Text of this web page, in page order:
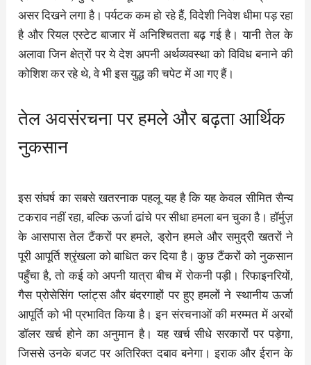
असर दिखने लगा है। पर्यटक कम हो रहे हैं, विदेशी निवेश धीमा पड़ रहा
है और रियल एस्टेट बाजार में अनिश्चितता बढ़ गई है। यानी तेल के
अलावा जिन क्षेत्रों पर ये देश अपनी अर्थव्यवस्था को विविध बनाने की
कोशिश कर रहे थे, वे भी इस युद्ध की चपेट में आ गए हैं।
तेल अवसंरचना पर हमले और बढ़ता आर्थिक
नुकसान
इस संघर्ष का सबसे खतरनाक पहलू यह है कि यह केवल सीमित सैन्य
टकराव नहीं रहा, बल्कि ऊर्जा ढांचे पर सीधा हमला बन चुका है। हॉर्मुज़
के आसपास तेल टैंकरों पर हमले, ड्रोन हमले और समुद्री खतरों ने
पूरी आपूर्ति श्रृंखला को बाधित कर दिया है। कुछ टैंकरों को नुकसान
पहुँचा है, तो कई को अपनी यात्रा बीच में रोकनी पड़ी। रिफाइनरियों,
गैस प्रोसेसिंग प्लांट्स और बंदरगाहों पर हुए हमलों ने स्थानीय ऊर्जा
आपूर्ति को भी प्रभावित किया है। इन संरचनाओं की मरम्मत में अरबों
डॉलर खर्च होने का अनुमान है। यह खर्च सीधे सरकारों पर पड़ेगा,
जिससे उनके बजट पर अतिरिक्त दबाव बनेगा। इराक और ईरान के